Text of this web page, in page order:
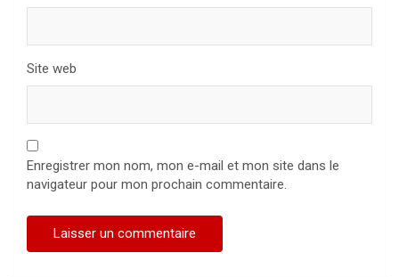
Site web
Enregistrer mon nom, mon e-mail et mon site dans le
navigateur pour mon prochain commentaire.